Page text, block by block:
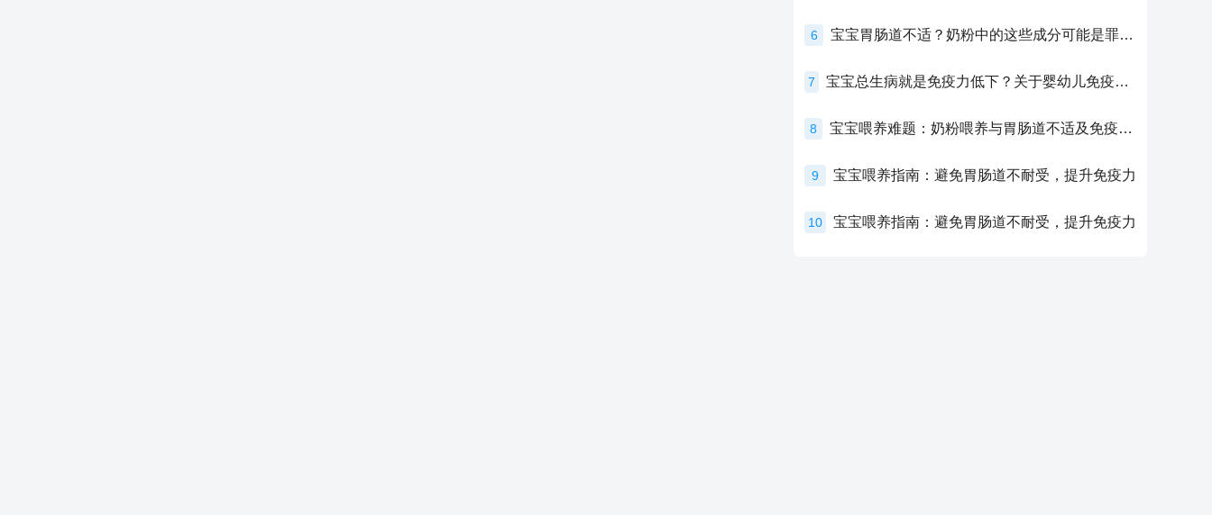
6 宝宝胃肠道不适？奶粉中的这些成分可能是罪魁祸首！
7 宝宝总生病就是免疫力低下？关于婴幼儿免疫力的真相，家长必须了解！
8 宝宝喂养难题：奶粉喂养与胃肠道不适及免疫力提升的奥秘
9 宝宝喂养指南：避免胃肠道不耐受，提升免疫力
10 宝宝喂养指南：避免胃肠道不耐受，提升免疫力